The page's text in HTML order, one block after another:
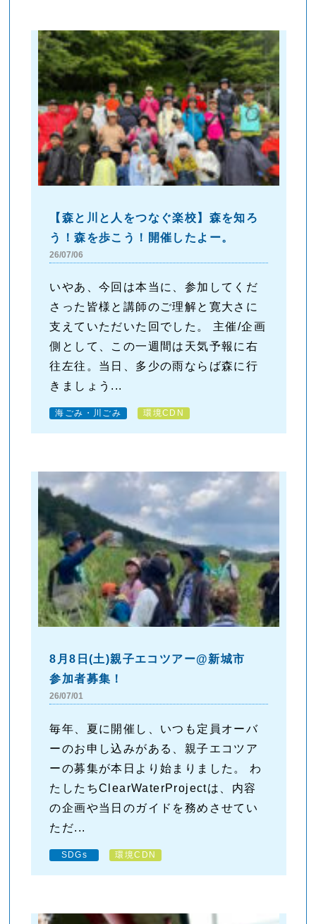
【森と川と人をつなぐ楽校】森を知ろ
う！森を歩こう！開催したよー。
26/07/06
いやあ、今回は本当に、参加してくだ
さった皆様と講師のご理解と寛大さに
支えていただいた回でした。 主催/企画
側として、この一週間は天気予報に右
往左往。当日、多少の雨ならば森に行
きましょう...
海ごみ・川ごみ 環境CDN
8月8日(土)親子エコツアー@新城市
参加者募集！
26/07/01
毎年、夏に開催し、いつも定員オーバ
ーのお申し込みがある、親子エコツア
ーの募集が本日より始まりました。 わ
たしたちClearWaterProjectは、内容
の企画や当日のガイドを務めさせてい
ただ...
SDGs 環境CDN